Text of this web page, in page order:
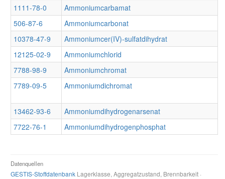
1111-78-0
Ammoniumcarbamat
506-87-6
Ammoniumcarbonat
10378-47-9
Ammoniumcer(IV)-sulfatdihydrat
12125-02-9
Ammoniumchlorid
7788-98-9
Ammoniumchromat
7789-09-5
Ammoniumdichromat
13462-93-6
Ammoniumdihydrogenarsenat
7722-76-1
Ammoniumdihydrogenphosphat
Datenquellen
GESTIS-Stoffdatenbank Lagerklasse, Aggregatzustand, Brennbarkeit ·